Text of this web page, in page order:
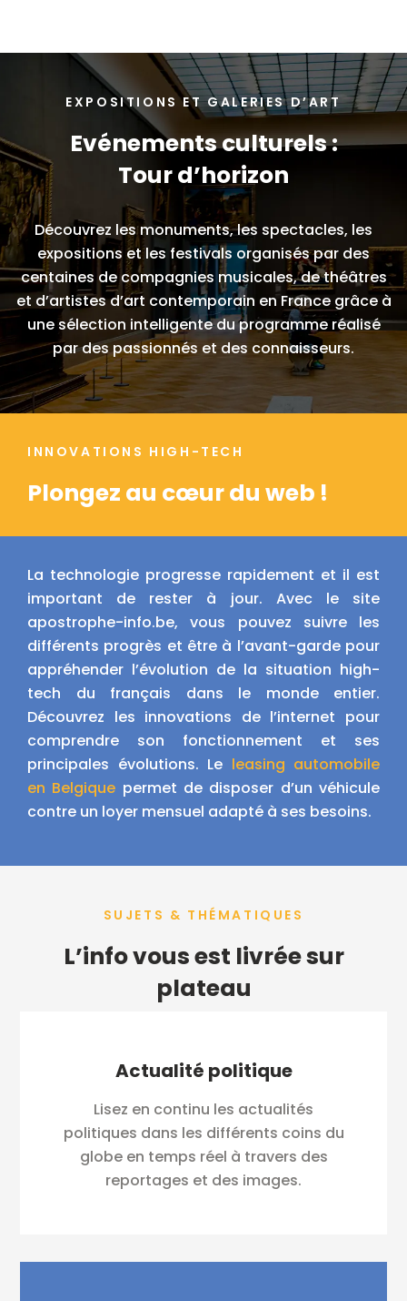
EXPOSITIONS ET GALERIES D’ART
Evénements culturels :
Tour d’horizon
Découvrez les monuments, les spectacles, les
expositions et les festivals organisés par des
centaines de compagnies musicales, de théâtres
et d’artistes d’art contemporain en France grâce à
une sélection intelligente du programme réalisé
par des passionnés et des connaisseurs.
INNOVATIONS HIGH-TECH
Plongez au cœur du web !
La technologie progresse rapidement et il est
important de rester à jour. Avec le site
apostrophe-info.be, vous pouvez suivre les
différents progrès et être à l’avant-garde pour
appréhender l’évolution de la situation high-
tech du français dans le monde entier.
Découvrez les innovations de l’internet pour
comprendre son fonctionnement et ses
principales évolutions. Le leasing automobile
en Belgique permet de disposer d’un véhicule
contre un loyer mensuel adapté à ses besoins.
SUJETS & THÉMATIQUES
L’info vous est livrée sur
plateau
Actualité politique
Lisez en continu les actualités
politiques dans les différents coins du
globe en temps réel à travers des
reportages et des images.